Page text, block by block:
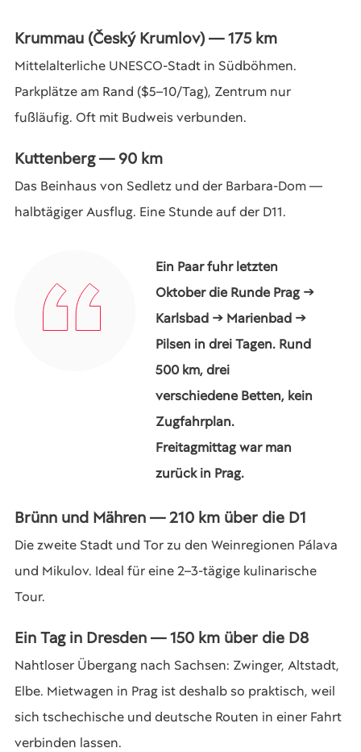
Krummau (Český Krumlov) — 175 km
Mittelalterliche UNESCO-Stadt in Südböhmen.
Parkplätze am Rand ($5–10/Tag), Zentrum nur
fußläufig. Oft mit Budweis verbunden.
Kuttenberg — 90 km
Das Beinhaus von Sedletz und der Barbara-Dom —
halbtägiger Ausflug. Eine Stunde auf der D11.
Ein Paar fuhr letzten
Oktober die Runde Prag →
Karlsbad → Marienbad →
Pilsen in drei Tagen. Rund
500 km, drei
verschiedene Betten, kein
Zugfahrplan.
Freitagmittag war man
zurück in Prag.
Brünn und Mähren — 210 km über die D1
Die zweite Stadt und Tor zu den Weinregionen Pálava
und Mikulov. Ideal für eine 2–3-tägige kulinarische
Tour.
Ein Tag in Dresden — 150 km über die D8
Nahtloser Übergang nach Sachsen: Zwinger, Altstadt,
Elbe. Mietwagen in Prag ist deshalb so praktisch, weil
sich tschechische und deutsche Routen in einer Fahrt
verbinden lassen.